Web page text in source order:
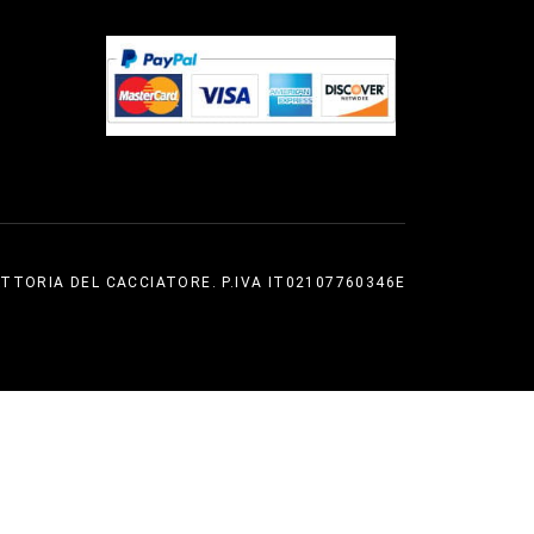
DEL CACCIATORE. P.IVA IT02107760346E